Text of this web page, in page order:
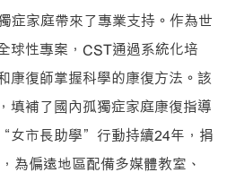
症家庭帶來了專業支持。作為世
球性專案，CST通過系統化培
康復師掌握科學的康復方法。該
填補了國內孤獨症家庭康復指導
女市長助學”行動持續24年，捐
偏遠地區配備多媒體教室、